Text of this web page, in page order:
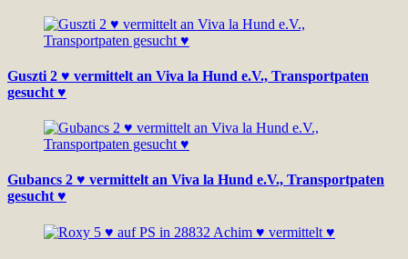
Guszti 2 ♥ vermittelt an Viva la Hund e.V., Transportpaten
gesucht ♥
Gubancs 2 ♥ vermittelt an Viva la Hund e.V., Transportpaten
gesucht ♥